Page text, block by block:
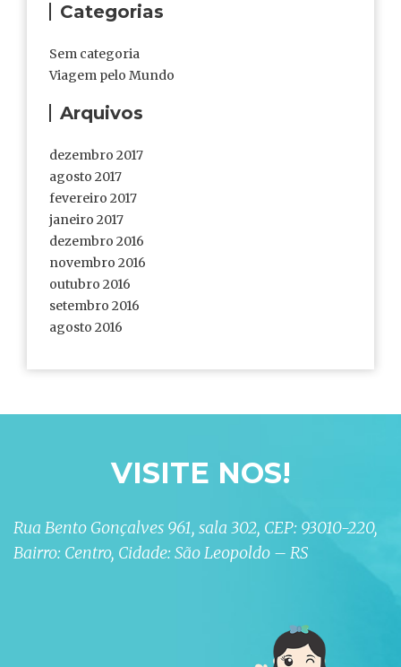
Categorias
Sem categoria
Viagem pelo Mundo
Arquivos
dezembro 2017
agosto 2017
fevereiro 2017
janeiro 2017
dezembro 2016
novembro 2016
outubro 2016
setembro 2016
agosto 2016
VISITE NOS!
Rua Bento Gonçalves 961, sala 302, CEP: 93010-220,
Bairro: Centro, Cidade: São Leopoldo – RS